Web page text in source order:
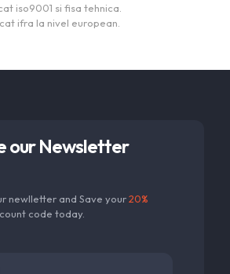
iso9001 si fisa tehnica.
ifra la nivel european.
our Newsletter
newlletter and Save your20%
code today.